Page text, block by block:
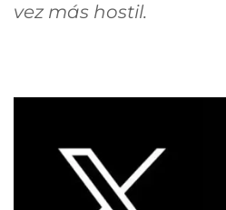
vez más hostil.